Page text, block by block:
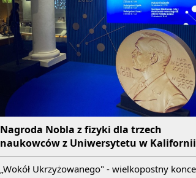
Nagroda Nobla z fizyki dla trzech
naukowców z Uniwersytetu w Kalifornii
„Wokół Ukrzyżowanego" - wielkopostny